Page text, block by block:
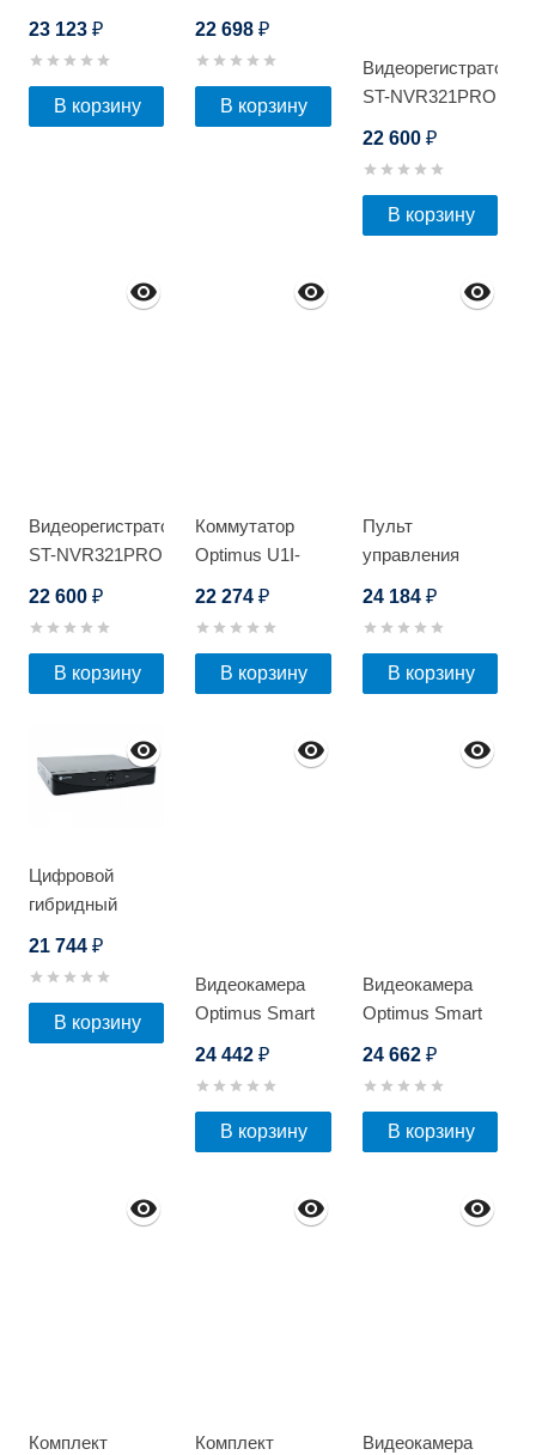
23 123 ₽
В корзину
22 698₽
В корзину
Видеорегистратор
ST-NVR321PRO
22 600 ₽
В корзину
Видеорегистратор
ST-NVR321PRO
22 600 ₽
В корзину
Коммутатор
Optimus U1I-
22 274₽
В корзину
Пульт
управления
24 184 ₽
В корзину
Цифровой
гибридный
21 744 ₽
В корзину
Видеокамера
Optimus Smart
24 442₽
В корзину
Видеокамера
Optimus Smart
24 662 ₽
В корзину
Комплект
Комплект
Видеокамера